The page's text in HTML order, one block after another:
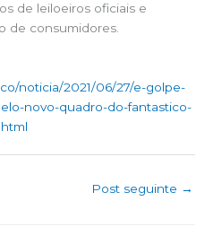
de leiloeiros oficiais e
de consumidores.
noticia/2021/06/27/e-golpe-
novo-quadro-do-fantastico-
Post seguinte →